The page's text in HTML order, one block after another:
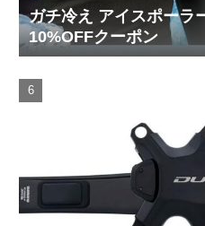
ガチ冷え アイスポーラ
10%OFFクーポン